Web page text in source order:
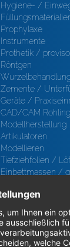
Hygiene- /
Prophylaxe
Instrumente
Prothetik /
Röntgen
Zemente /
Geräte /
CAD/CAM
Modellherstellung
Artikulatoren
Modellieren
Tiefziehfolien /
Einbettmassen /
Oberfl
Keramik
Instrumente
Kieferorthopädie